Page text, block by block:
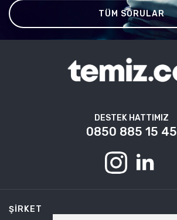
TÜM SORULAR
DESTEK HATTIMIZ
0850 885 15 45
ŞIRKET